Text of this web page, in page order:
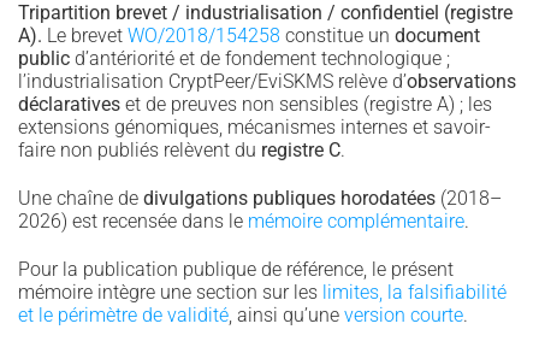
Tripartition brevet / industrialisation / confidentiel (registre
A). Le brevet WO/2018/154258 constitue un document
public d’antériorité et de fondement technologique ;
l’industrialisation CryptPeer/EviSKMS relève d’observations
déclaratives et de preuves non sensibles (registre A) ; les
extensions génomiques, mécanismes internes et savoir-
faire non publiés relèvent du registre C.
Une chaîne de divulgations publiques horodatées (2018–
2026) est recensée dans le mémoire complémentaire.
Pour la publication publique de référence, le présent
mémoire intègre une section sur les limites, la falsifiabilité
et le périmètre de validité, ainsi qu’une version courte.